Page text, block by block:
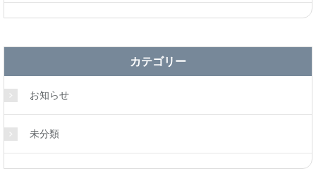
カテゴリー
お知らせ
未分類